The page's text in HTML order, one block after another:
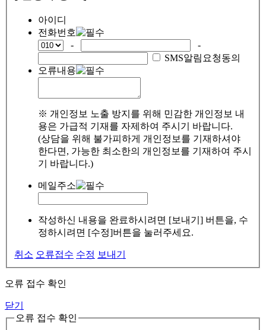
아이디
전화번호
-
-
SMS알림요청동의
오류내용
※ 개인정보 노출 방지를 위해 민감한 개인정보 내
용은 가급적 기재를 자제하여 주시기 바랍니다.
(상담을 위해 불가피하게 개인정보를 기재하셔야
한다면, 가능한 최소한의 개인정보를 기재하여 주시
기 바랍니다.)
메일주소
작성하신 내용을 완료하시려면 [보내기] 버튼을, 수
정하시려면 [수정]버튼을 눌러주세요.
취소 오류접수 수정 보내기
오류 접수 확인
닫기
오류 접수 확인